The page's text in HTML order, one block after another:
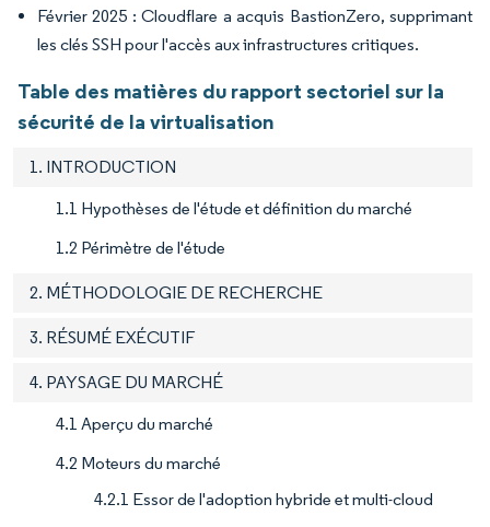
Février 2025 : Cloudflare a acquis BastionZero, supprimant
les clés SSH pour l'accès aux infrastructures critiques.
Table des matières du rapport sectoriel sur la
sécurité de la virtualisation
1. INTRODUCTION
1.1 Hypothèses de l'étude et définition du marché
1.2 Périmètre de l'étude
2. MÉTHODOLOGIE DE RECHERCHE
3. RÉSUMÉ EXÉCUTIF
4. PAYSAGE DU MARCHÉ
4.1 Aperçu du marché
4.2 Moteurs du marché
4.2.1 Essor de l'adoption hybride et multi-cloud